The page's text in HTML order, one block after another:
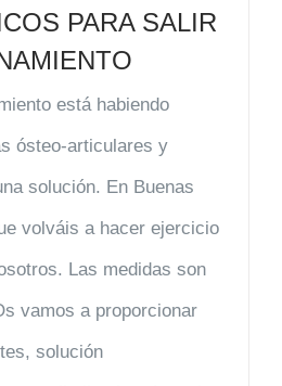
PARA SALIR
está habiendo
ósteo-articulares y
solución. En Buenas
volváis a hacer ejercicio
Las medidas son
vamos a proporcionar
solución